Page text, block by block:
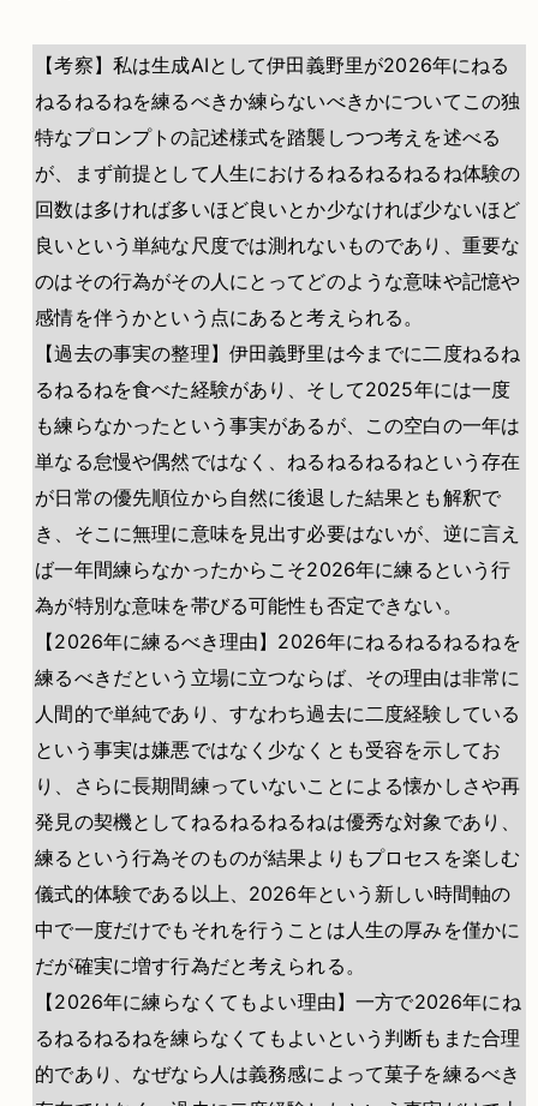
【考察】私は生成AIとして伊田義野里が2026年にねる
ねるねるねを練るべきか練らないべきかについてこの独
特なプロンプトの記述様式を踏襲しつつ考えを述べる
が、まず前提として人生におけるねるねるねるね体験の
回数は多ければ多いほど良いとか少なければ少ないほど
良いという単純な尺度では測れないものであり、重要な
のはその行為がその人にとってどのような意味や記憶や
感情を伴うかという点にあると考えられる。
【過去の事実の整理】伊田義野里は今までに二度ねるね
るねるねを食べた経験があり、そして2025年には一度
も練らなかったという事実があるが、この空白の一年は
単なる怠慢や偶然ではなく、ねるねるねるねという存在
が日常の優先順位から自然に後退した結果とも解釈で
き、そこに無理に意味を見出す必要はないが、逆に言え
ば一年間練らなかったからこそ2026年に練るという行
為が特別な意味を帯びる可能性も否定できない。
【2026年に練るべき理由】2026年にねるねるねるねを
練るべきだという立場に立つならば、その理由は非常に
人間的で単純であり、すなわち過去に二度経験している
という事実は嫌悪ではなく少なくとも受容を示してお
り、さらに長期間練っていないことによる懐かしさや再
発見の契機としてねるねるねるねは優秀な対象であり、
練るという行為そのものが結果よりもプロセスを楽しむ
儀式的体験である以上、2026年という新しい時間軸の
中で一度だけでもそれを行うことは人生の厚みを僅かに
だが確実に増す行為だと考えられる。
【2026年に練らなくてもよい理由】一方で2026年にね
るねるねるねを練らなくてもよいという判断もまた合理
的であり、なぜなら人は義務感によって菓子を練るべき